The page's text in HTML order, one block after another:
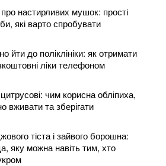
настирливих мушок: прості
які варто спробувати
йти до поліклініки: як отримати
ліки телефоном
чим корисна обліпиха,
вживати та зберігати
тіста і зайвого борошна:
яку можна навіть тим, хто